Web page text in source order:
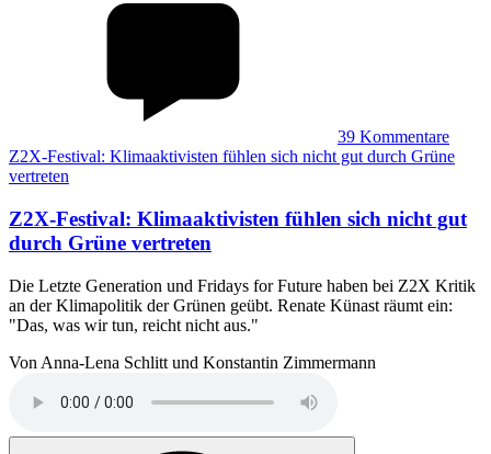
39 Kommentare
Z2X-Festival: Klimaaktivisten fühlen sich nicht gut durch Grüne
vertreten
Z2X-Festival: Klimaaktivisten fühlen sich nicht gut
durch Grüne vertreten
Die Letzte Generation und Fridays for Future haben bei Z2X Kritik
an der Klimapolitik der Grünen geübt. Renate Künast räumt ein:
"Das, was wir tun, reicht nicht aus."
Von Anna-Lena Schlitt und Konstantin Zimmermann